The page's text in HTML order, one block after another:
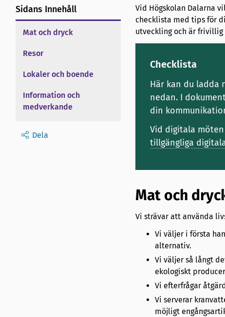
Sidans Innehåll
Mat och dryck
Resor
Lokaler och boende
Information och
medverkande
Dela
Vid Högskolan Dalarna
checklista med tips för
utveckling och är frivillig
Checklista
Här kan du ladda
nedan. I
din
Vid digitala
tillgängliga
Mat och
Vi strävar att använda
Vi väljer i första
alternativ.
Vi väljer så långt
ekologiskt
Vi efterfrågar
Vi serverar
möjligt